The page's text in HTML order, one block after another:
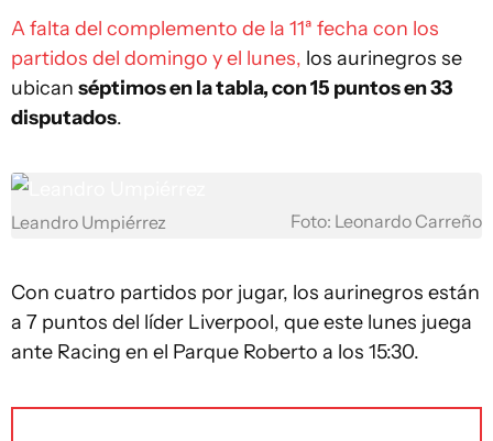
A falta del complemento de la 11ª fecha con los
partidos del domingo y el lunes, los aurinegros se
ubican séptimos en la tabla, con 15 puntos en 33
disputados.
Leandro Umpiérrez Foto: Leonardo Carreño
Con cuatro partidos por jugar, los aurinegros están
a 7 puntos del líder Liverpool, que este lunes juega
ante Racing en el Parque Roberto a los 15:30.